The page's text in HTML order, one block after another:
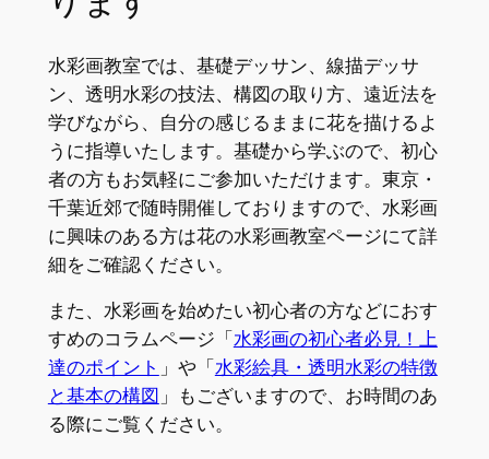
水彩画教室では、基礎デッサン、線描デッサ
ン、透明水彩の技法、構図の取り方、遠近法を
学びながら、自分の感じるままに花を描けるよ
うに指導いたします。基礎から学ぶので、初心
者の方もお気軽にご参加いただけます。東京・
千葉近郊で随時開催しておりますので、水彩画
に興味のある方は花の水彩画教室ページにて詳
細をご確認ください。
また、水彩画を始めたい初心者の方などにおす
すめのコラムページ「 水彩画の初心者必見！上
達のポイント 」や「 水彩絵具・透明水彩の特徴
と基本の構図 」もございますので、お時間のあ
る際にご覧ください。